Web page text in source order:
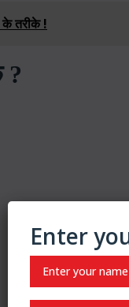
के तरीके !
?
Enter